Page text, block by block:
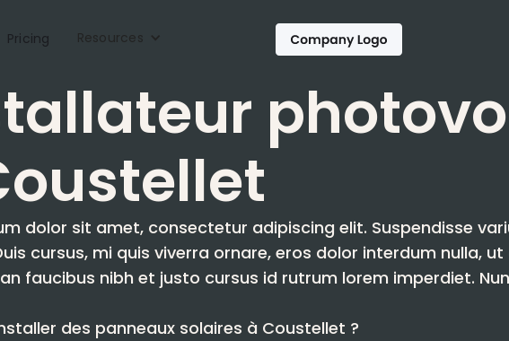
Pricing Resources
dolor sit amet, consectetur adipiscing elit. Suspendisse
cursus, mi quis viverra ornare, eros dolor interdum nulla,
faucibus nibh et justo cursus id rutrum lorem imperdiet.
des panneaux solaires à Coustellet ?